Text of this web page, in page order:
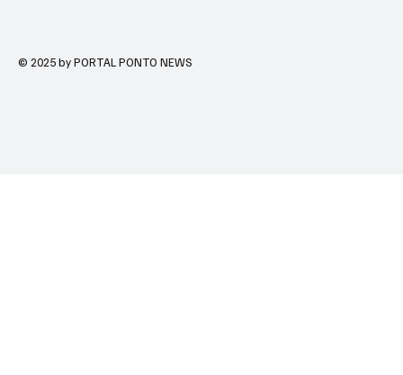
© 2025 by PORTAL PONTO NEWS